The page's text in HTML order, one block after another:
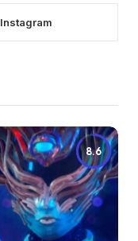
Instagram
8.6